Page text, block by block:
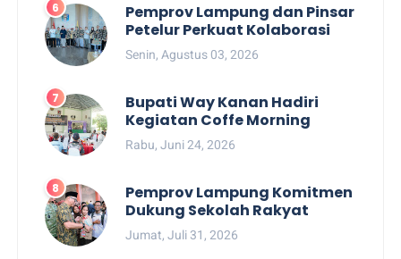
Pemprov Lampung dan Pinsar
Petelur Perkuat Kolaborasi
Senin, Agustus 03, 2026
Bupati Way Kanan Hadiri
Kegiatan Coffe Morning
Rabu, Juni 24, 2026
Pemprov Lampung Komitmen
Dukung Sekolah Rakyat
Jumat, Juli 31, 2026